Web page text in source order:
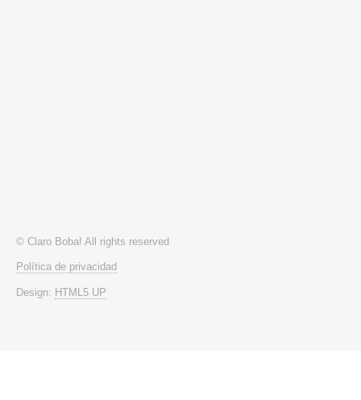
© Claro Boba! All rights reserved
Política de privacidad
Design: HTML5 UP